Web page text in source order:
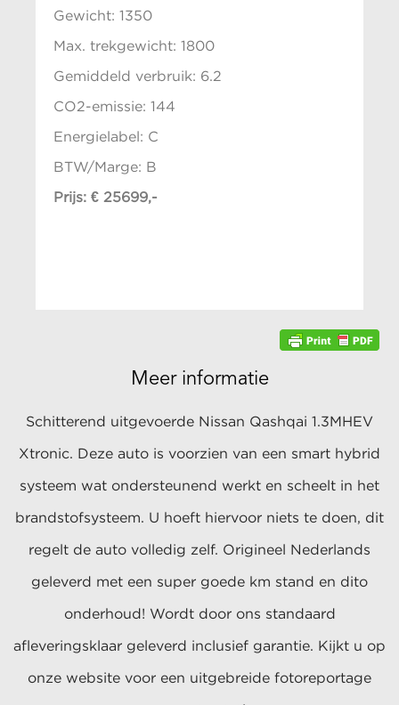
Gewicht: 1350
Max. trekgewicht: 1800
Gemiddeld verbruik: 6.2
CO2-emissie: 144
Energielabel: C
BTW/Marge: B
Prijs: € 25699,-
Meer informatie
Schitterend uitgevoerde Nissan Qashqai 1.3MHEV
Xtronic. Deze auto is voorzien van een smart hybrid
systeem wat ondersteunend werkt en scheelt in het
brandstofsysteem. U hoeft hiervoor niets te doen, dit
regelt de auto volledig zelf. Origineel Nederlands
geleverd met een super goede km stand en dito
onderhoud! Wordt door ons standaard
afleveringsklaar geleverd inclusief garantie. Kijkt u op
onze website voor een uitgebreide fotoreportage